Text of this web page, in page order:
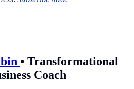
• Transformational
Coach